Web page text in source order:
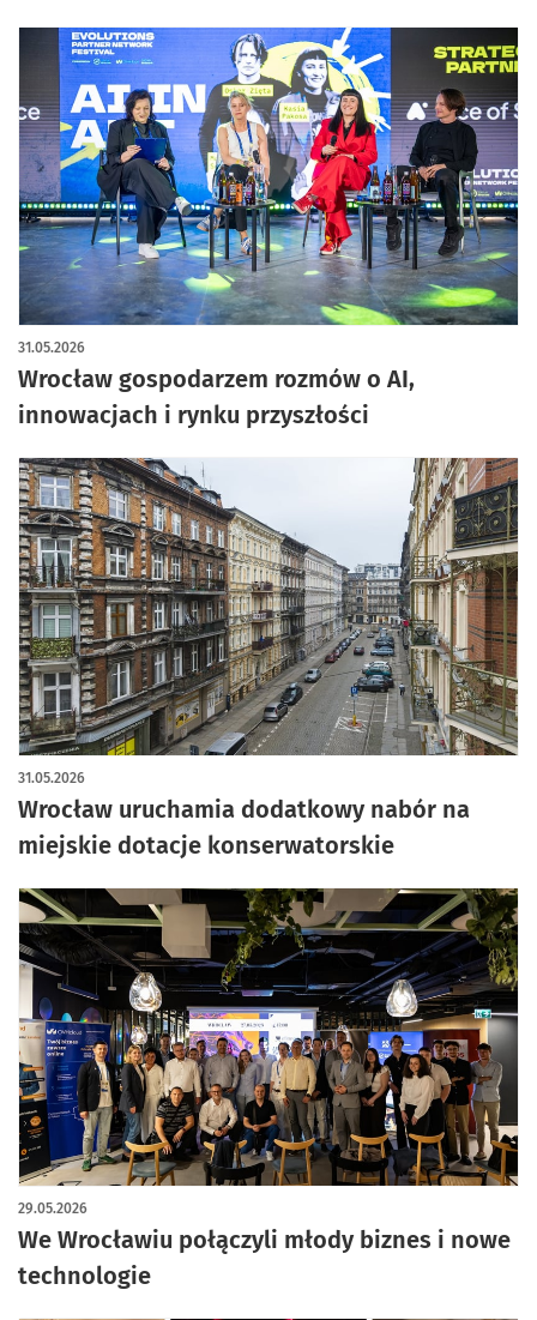
Wrocław gospodarzem rozmów o AI,
innowacjach i rynku przyszłości
31.05.2026
Wrocław uruchamia dodatkowy nabór na
miejskie dotacje konserwatorskie
31.05.2026
We Wrocławiu połączyli młody biznes i nowe
technologie
29.05.2026